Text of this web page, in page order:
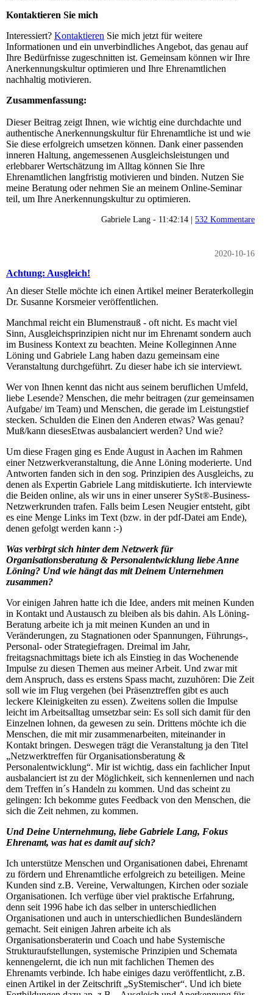
Kontaktieren Sie mich
Interessiert? Kontaktieren Sie mich jetzt für weitere
Informationen und ein unverbindliches Angebot, das genau auf
Ihre Bedürfnisse zugeschnitten ist. Gemeinsam können wir Ihre
Anerkennungskultur optimieren und Ihre Ehrenamtlichen
nachhaltig motivieren.
Zusammenfassung:
Dieser Beitrag zeigt Ihnen, wie wichtig eine durchdachte und
authentische Anerkennungskultur für Ehrenamtliche ist und wie
Sie diese erfolgreich umsetzen können. Dank einer passenden
inneren Haltung, angemessenen Ausgleichsleistungen und
erlebbarer Wertschätzung im Alltag können Sie Ihre
Ehrenamtlichen langfristig motivieren und binden. Nutzen Sie
meine Beratung oder nehmen Sie an meinem Online-Seminar
teil, um Ihre Anerkennungskultur zu optimieren.
Gabriele Lang - 11:42:14 | 532 Kommentare
2020-10-16
Achtung: Ausgleich!
An dieser Stelle möchte ich einen Artikel meiner Beraterkollegin
Dr. Susanne Korsmeier veröffentlichen.
Manchmal reicht ein Blumenstrauß - oft nicht. Es macht viel
Sinn, Ausgleichsprinzipien nicht nur im Ehrenamt sondern auch
im Business Kontext zu beachten. Meine Kolleginnen Anne
Löning und Gabriele Lang haben dazu gemeinsam eine
Veranstaltung durchgeführt. Zu dieser habe ich sie interviewt.
Wer von Ihnen kennt das nicht aus seinem beruflichen Umfeld,
liebe Lesende? Menschen, die mehr beitragen (zur gemeinsamen
Aufgabe/ im Team) und Menschen, die gerade im Leistungstief
stecken. Schulden die Einen den Anderen etwas? Was genau?
Muß/kann diesesEtwas ausbalanciert werden? Und wie?
Um diese Fragen ging es Ende August in Aachen im Rahmen
einer Netzwerkveranstaltung, die Anne Löning moderierte. Und
Antworten fanden sich in den sog. Prinzipien des Ausgleichs, zu
denen als Expertin Gabriele Lang mitdiskutierte. Ich interviewte
die Beiden online, als wir uns in einer unserer SySt®-Business-
Netzwerkrunden trafen. Falls beim Lesen Neugier entsteht, gibt
es eine Menge Links im Text (bzw. in der pdf-Datei am Ende),
denen gefolgt werden kann :-)
Was verbirgt sich hinter dem Netzwerk für
Organisationsberatung & Personalentwicklung liebe Anne
Löning? Und wie hängt das mit Deinem Unternehmen
zusammen?
Vor einigen Jahren hatte ich die Idee, anders mit meinen Kunden
in Kontakt und Austausch zu bleiben als bis dahin. Als Löning-
Beratung arbeite ich ja mit meinen Kunden an und in
Veränderungen, zu Stagnationen oder Spannungen, Führungs-,
Personal- oder Strategiefragen. Dreimal im Jahr,
freitagsnachmittags biete ich als Einstieg in das Wochenende
Impulse zu diesen Themen aus meiner Arbeit. Und zwar mit
dem Anspruch, dass es erstens Spass macht, zuzuhören: Die Zeit
soll wie im Flug vergehen (bei Präsenztreffen gibt es auch
leckere Kleinigkeiten zu essen). Zweitens sollen die Impulse
leicht im Arbeitsalltag umsetzbar sein: Es soll sich damit für den
Einzelnen lohnen, da gewesen zu sein. Drittens möchte ich die
Menschen, die mit mir zusammenarbeiten, miteinander in
Kontakt bringen. Deswegen trägt die Veranstaltung ja den Titel
„Netzwerktreffen für Organisationsberatung &
Personalentwicklung“. Mir ist wichtig, dass ein fachlicher Input
ausbalanciert ist zu der Möglichkeit, sich kennenlernen und nach
dem Treffen in´s Handeln zu kommen. Und das scheint zu
gelingen: Ich bekomme gutes Feedback von den Menschen, die
sich die Zeit nehmen, zu kommen.
Und Deine Unternehmung, liebe Gabriele Lang, Fokus
Ehrenamt, was hat es damit auf sich?
Ich unterstütze Menschen und Organisationen dabei, Ehrenamt
zu fördern und Ehrenamtliche erfolgreich zu beteiligen. Meine
Kunden sind z.B. Vereine, Verwaltungen, Kirchen oder soziale
Organisationen. Ich verfüge über viel praktische Erfahrung,
denn seit 1996 habe ich das selber in unterschiedlichen
Organisationen und auch in unterschiedlichen Bundesländern
gemacht. Seit einigen Jahren arbeite ich als
Organisationsberaterin und Coach und habe Systemische
Strukturaufstellungen, systemische Prinzipien und Schemata
kennengelernt, die ich nun mit fachlichen Themen des
Ehrenamts verbinde. Ich habe einiges dazu veröffentlicht, z.B.
einen Artikel in der Zeitschrift „SyStemischer“. Und ich biete